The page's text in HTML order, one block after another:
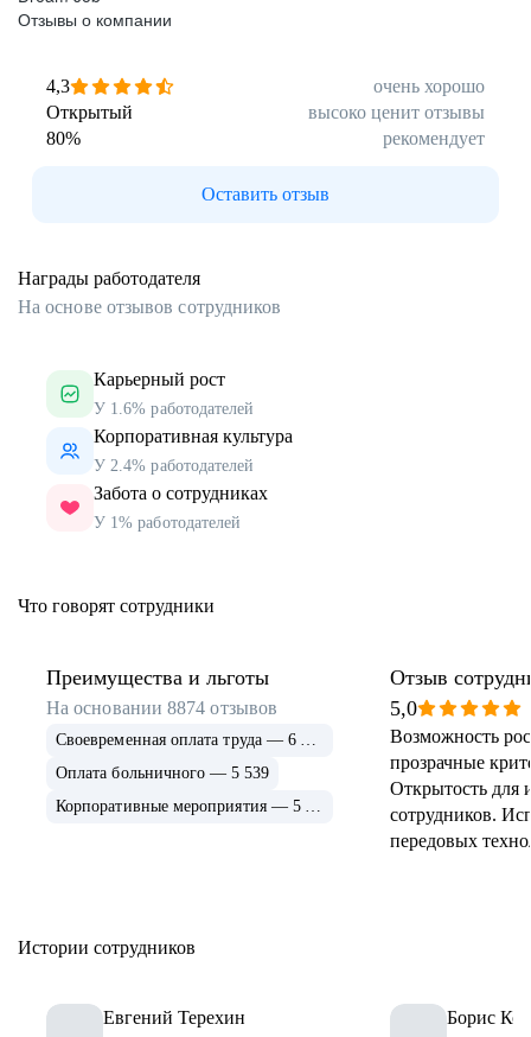
Отзывы о компании
4,3
очень хорошо
Открытый
высоко ценит отзывы
80% рекомендует
Оставить отзыв
Награды работодателя
На основе отзывов сотрудников
Карьерный рост
У 1.6% работодателей
Корпоративная культура
У 2.4% работодателей
Забота о сотрудниках
У 1% работодателей
Что говорят сотрудники
Преимущества и льготы
На основании8874 отзывов
Своевременная оплата труда — 6 915
Оплата больничного — 5 539
Корпоративные мероприятия — 5 339
Отзыв
5,0
Возможность
прозрачные
Открытость для
сотрудников.
передовых
Истории сотрудников
Евгений Терехин Борис